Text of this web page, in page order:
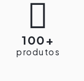

100+
produtos